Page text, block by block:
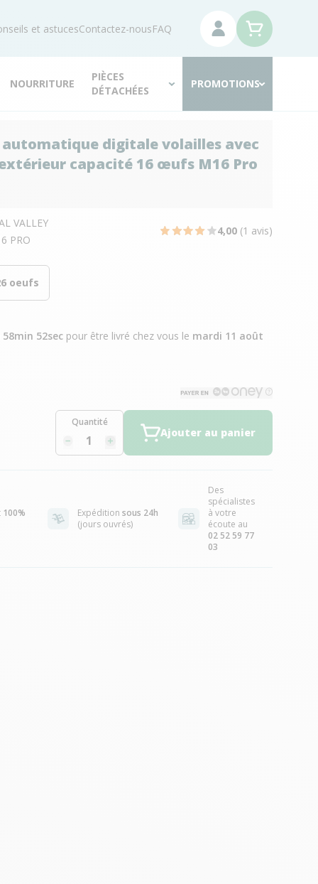
et astucesContactez-nousFAQ
NOURRITURE
PIÈCES
DÉTACHÉES
PROMOTIONS
automatique digitale volailles avec
capacité 16 œufs M16 Pro
VALLEY
PRO
4,00 (1 avis)
oeufs
58min 51secpour être livré chez vous le mardi 11 août
Quantité
Ajouter au panier
100%
Expédition sous 24h
(jours ouvrés)
Des
spécialistes
à votre
écoute au
02 52 59 77
03